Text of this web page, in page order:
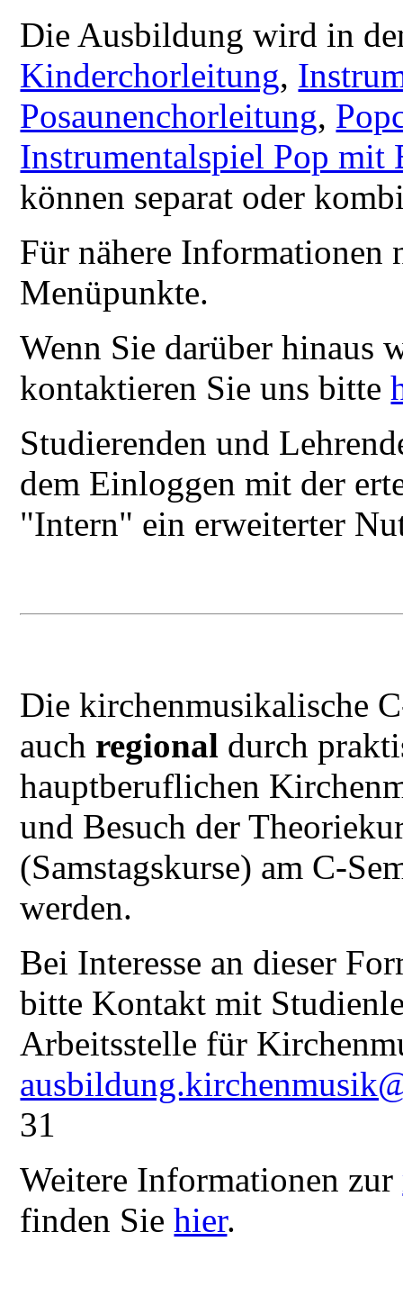
Die Ausbildung wird in
Kinderchorleitung,
Posaunenchorleitung,
Instrumentalspiel Pop mit
können separat oder
Für nähere Informationen
Menüpunkte.
Wenn Sie darüber hinaus
kontaktieren Sie uns bitte
Studierenden und
dem Einloggen mit der
"Intern" ein erweiterter
Die kirchenmusikalische
auch regional durch
hauptberuflichen
und Besuch der
(Samstagskurse) am C-
werden.
Bei Interesse an dieser
bitte Kontakt mit
Arbeitsstelle für
31
Weitere Informationen zur
finden Siehier.